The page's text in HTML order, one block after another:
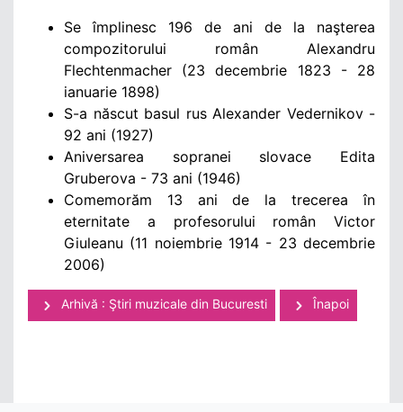
Se împlinesc 196 de ani de la naşterea
compozitorului român Alexandru
Flechtenmacher (23 decembrie 1823 - 28
ianuarie 1898)
S-a născut basul rus Alexander Vedernikov -
92 ani (1927)
Aniversarea sopranei slovace Edita
Gruberova - 73 ani (1946)
Comemorăm 13 ani de la trecerea în
eternitate a profesorului român Victor
Giuleanu (11 noiembrie 1914 - 23 decembrie
2006)
Arhivă : Ştiri muzicale din Bucuresti Înapoi